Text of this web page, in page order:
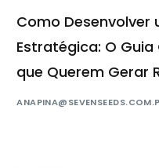
Como Desenvolver
Estratégica: O
que Querem Gerar